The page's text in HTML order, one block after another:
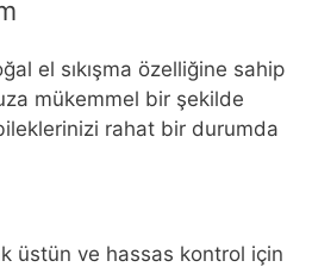
el sıkışma özelliğine sahip
mükemmel bir şekilde
rahat bir durumda
üstün ve hassas kontrol için